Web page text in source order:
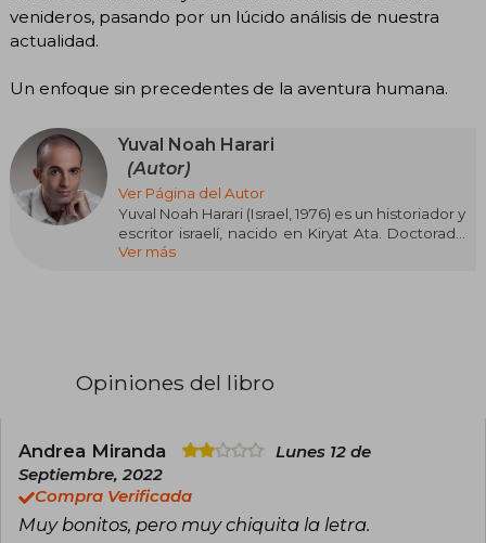
venideros, pasando por un lúcido análisis de nuestra
actualidad.
Un enfoque sin precedentes de la aventura humana.
Yuval Noah Harari
(Autor)
Ver Página del Autor
Yuval Noah Harari (Israel, 1976) es un historiador y
escritor israelí, nacido en Kiryat Ata. Doctorado
por la Universidad de Oxford, es profesor en la
internacionales y su obra explora la evolución
Ver más
Opiniones del libro
Andrea Miranda
Lunes 12 de
Septiembre, 2022
Compra Verificada
Muy bonitos, pero muy chiquita la letra.